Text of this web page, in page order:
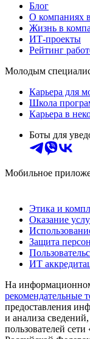
Блог
О компаниях
Жизнь в
ИТ-проекты
Рейтинг
Молодым
Карьера для
Школа
Карьера в
Боты для
Мобильное
Этика и
Оказание
Защита
ИТ
На
рекомендательные
предоставления
и анализа
пользователей